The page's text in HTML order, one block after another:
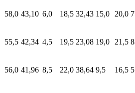
58,0 43,10 6,0 18,5 32,43 15,0 20,0
55,5 42,34 4,5 19,5 23,08 19,0 21,5
56,0 41,96 8,5 22,0 38,64 9,5 16,5